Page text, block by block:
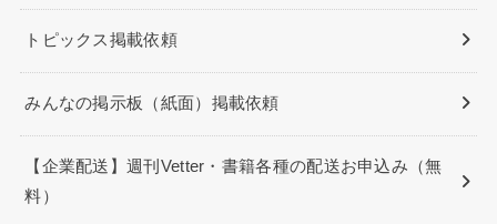
トピックス掲載依頼
みんなの掲示板（紙面）掲載依頼
【企業配送】週刊Vetter・書籍各種の配送お申込み（無
料）